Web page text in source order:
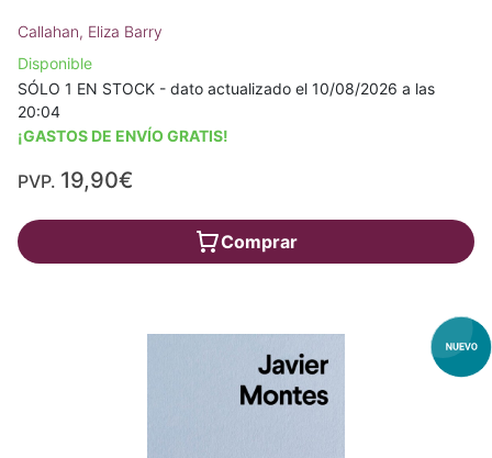
Callahan, Eliza Barry
Disponible
SÓLO 1 EN STOCK - dato actualizado el 10/08/2026 a las
20:04
¡GASTOS DE ENVÍO GRATIS!
PVP. 19,90€
Comprar